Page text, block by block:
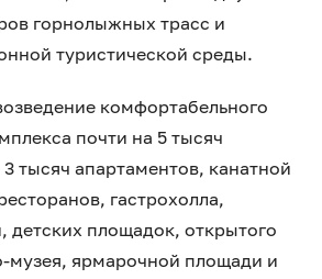
горнолыжных трасс и
туристической среды.
комфортабельного
почти на 5 тысяч
тысяч апартаментов, канатной
гастрохолла,
детских площадок, открытого
ярмарочной площади и